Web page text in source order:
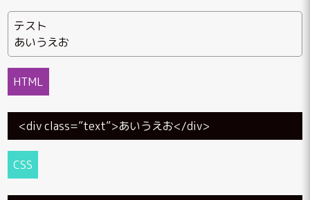
テスト
あいうえお
HTML
<div class=”text”>あいうえお</div>
CSS